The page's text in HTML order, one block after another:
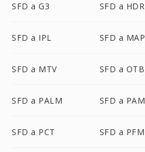
SFD a G3 SFD a HDR
SFD a IPL SFD a MAP
SFD a MTV SFD a OTB
SFD a PALM SFD a PAM
SFD a PCT SFD a PFM